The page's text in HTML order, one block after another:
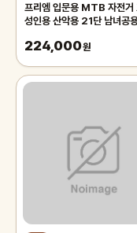
프리엠 입문용 MTB 자전거
성인용 산악용 21단 남녀공
175cm, 그레이 오렌지/21
224,000원